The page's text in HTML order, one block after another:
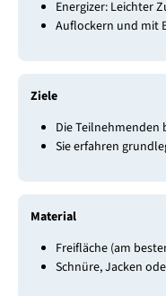
Energizer: Leichter
Auflockern und mit
Ziele
Die Teilnehmenden
Sie erfahren
Material
Freifläche (am
Schnüre, Jacken